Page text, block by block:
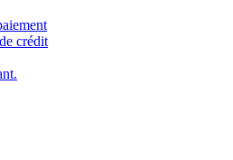
crédit